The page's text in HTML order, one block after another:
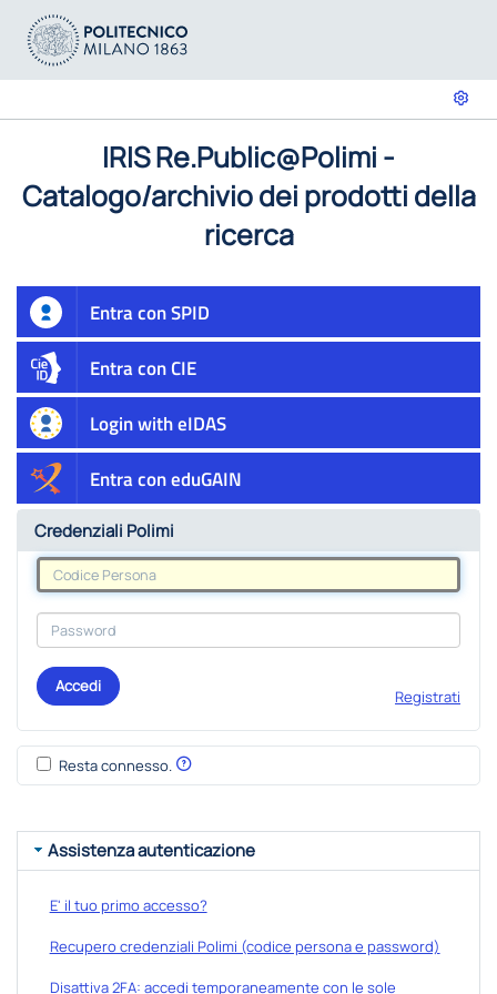
IRIS Re.Public@Polimi -
Catalogo/archivio dei prodotti della
ricerca
Entra con SPID
Entra con CIE
Login with eIDAS
Entra con eduGAIN
Credenziali Polimi
Accedi
Registrati
Resta connesso.
Assistenza autenticazione
E' il tuo primo accesso?
Recupero credenziali Polimi (codice persona e password)
Disattiva 2FA: accedi temporaneamente con le sole